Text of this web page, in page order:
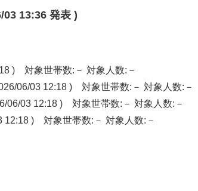
03 13:36 発表 )
) 対象世帯数:－ 対象人数:－
06/03 12:18 ) 対象世帯数:－ 対象人数:－
06/03 12:18 ) 対象世帯数:－ 対象人数:－
12:18 ) 対象世帯数:－ 対象人数:－